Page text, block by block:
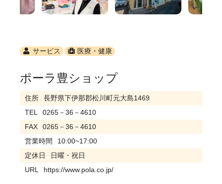
サービス 医療・健康
ポーラ豊ショップ
住所
長野県下伊那郡松川町元大島1469
TEL
0265－36－4610
FAX
0265－36－4610
営業時間
10:00~17:00
定休日
日曜・祝日
URL
https://www.pola.co.jp/